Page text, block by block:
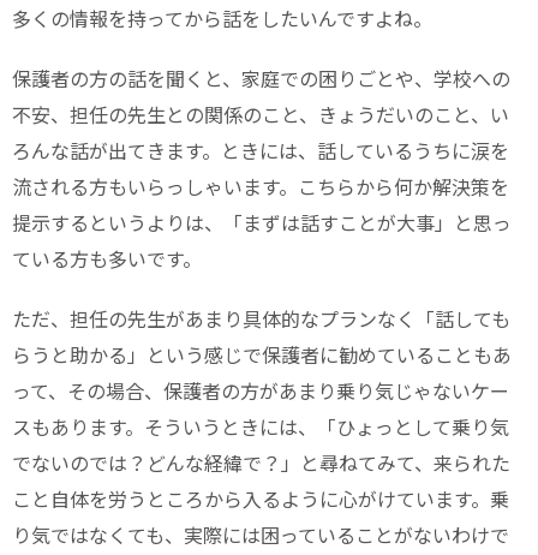
多くの情報を持ってから話をしたいんですよね。
保護者の方の話を聞くと、家庭での困りごとや、学校への
不安、担任の先生との関係のこと、きょうだいのこと、い
ろんな話が出てきます。ときには、話しているうちに涙を
流される方もいらっしゃいます。こちらから何か解決策を
提示するというよりは、「まずは話すことが大事」と思っ
ている方も多いです。
ただ、担任の先生があまり具体的なプランなく「話しても
らうと助かる」という感じで保護者に勧めていることもあ
って、その場合、保護者の方があまり乗り気じゃないケー
スもあります。そういうときには、「ひょっとして乗り気
でないのでは？どんな経緯で？」と尋ねてみて、来られた
こと自体を労うところから入るように心がけています。乗
り気ではなくても、実際には困っていることがないわけで